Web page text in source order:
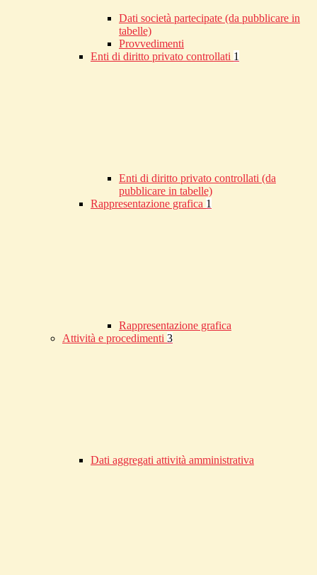
Dati società partecipate (da pubblicare in
tabelle)
Provvedimenti
Enti di diritto privato controllati 1
Enti di diritto privato controllati (da
pubblicare in tabelle)
Rappresentazione grafica 1
Rappresentazione grafica
Attività e procedimenti 3
Dati aggregati attività amministrativa